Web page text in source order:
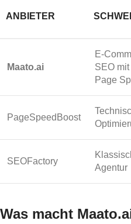
ANBIETER
Maato.ai
E-
SEO
Page
PageSpeedBoost
SEOFactory
Agentur
Was macht